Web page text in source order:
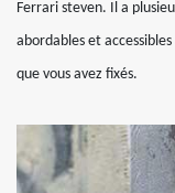
Ferrari steven. Il a
abordables et
que vous avez fixés.